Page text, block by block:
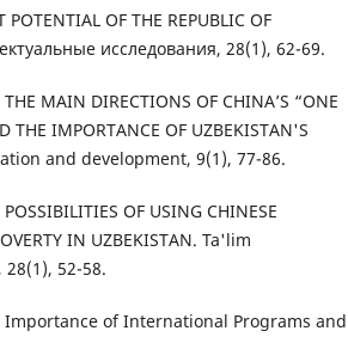
POTENTIAL OF THE REPUBLIC OF
исследования, 28(1), 62-69.
MAIN DIRECTIONS OF CHINA’S “ONE
THE IMPORTANCE OF UZBEKISTAN'S
and development, 9(1), 77-86.
OF USING CHINESE
IN UZBEKISTAN. Ta'lim
52-58.
Importance of International Programs and